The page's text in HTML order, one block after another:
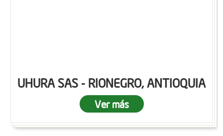
UHURA SAS - RIONEGRO, ANTIOQUIA
Ver más